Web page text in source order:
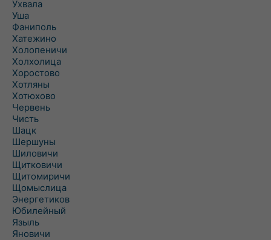
Ухвала
Уша
Фаниполь
Хатежино
Холопеничи
Холхолица
Хоростово
Хотляны
Хотюхово
Червень
Чисть
Шацк
Шершуны
Шиловичи
Щитковичи
Щитомиричи
Щомыслица
Энергетиков
Юбилейный
Языль
Яновичи